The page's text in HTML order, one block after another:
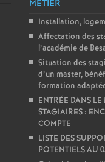
s
d
e
MÉTIER
Installation,
Affectation des
l’académie de
Situation des
d’un master,
formation
ENTRÉE DANS LE
STAGIAIRES :
COMPTE
LISTE DES
POTENTIELS AU